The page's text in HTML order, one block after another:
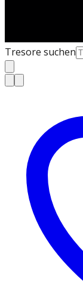
Tresore suchen